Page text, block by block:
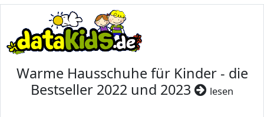
Warme Hausschuhe für Kinder - die
Bestseller 2022 und 2023
lesen